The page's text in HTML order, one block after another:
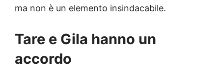
ma non è un elemento insindacabile.
Tare e Gila hanno un
accordo